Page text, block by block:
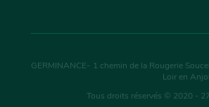
GERMINANCE- 1 chemin de la Rougerie
Loir en
Tous droits réservés © 2020 -